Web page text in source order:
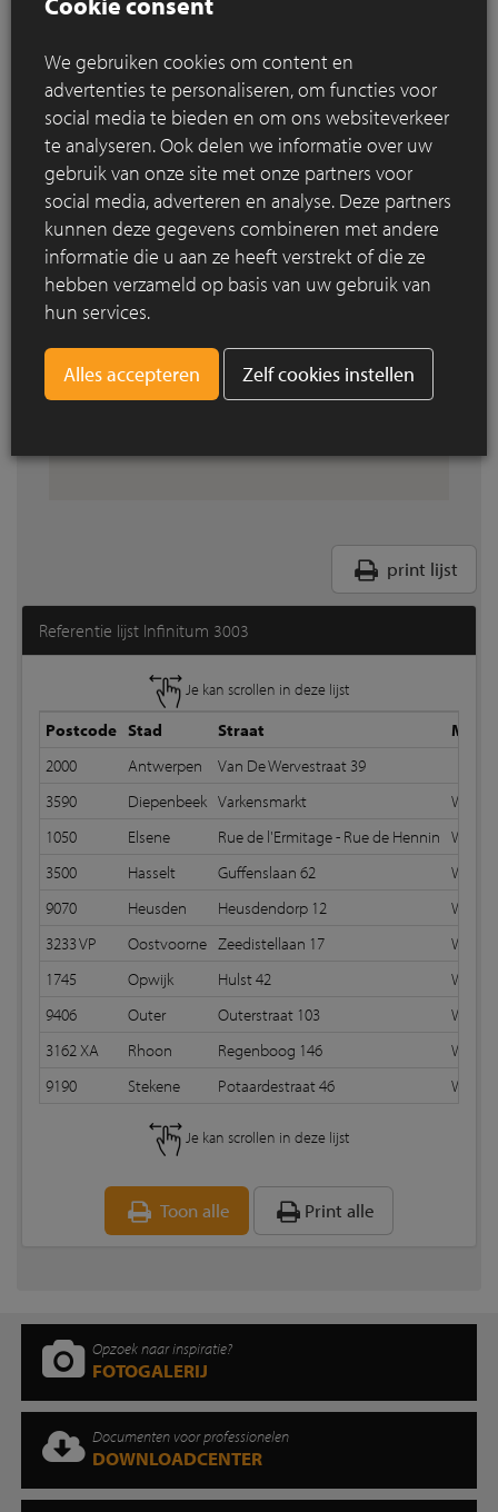
print lijst
Referentie lijst Infinitum 3003
Je kan scrollen in deze lijst
Postcode Stad Straat
2000
Antwerpen
Van De Wervestraat 39
3590
Diepenbeek Varkensmarkt
1050
Elsene Rue de l'Ermitage - Rue de Hennin
3500
Hasselt Guffenslaan 62
9070
Heusden Heusdendorp 12
3233 VP
Oostvoorne Zeedistellaan 17
1745
Opwijk Hulst 42
9406
Outer Outerstraat 103
3162 XA
Rhoon Regenboog 146
9190
Stekene Potaardestraat 46
Je kan scrollen in deze lijst
Toon alle Print alle
Opzoek naar inspiratie?
FOTOGALERIJ
Documenten voor professionelen
DOWNLOADCENTER
We gebruiken cookies om content en
advertenties te personaliseren, om functies voor
social media te bieden en om ons websiteverkeer
te analyseren. Ook delen we informatie over uw
gebruik van onze site met onze partners voor
social media, adverteren en analyse. Deze partners
kunnen deze gegevens combineren met andere
informatie die u aan ze heeft verstrekt of die ze
hebben verzameld op basis van uw gebruik van
hun services.
Zelf cookies instellen